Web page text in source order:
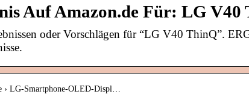
Auf Amazon.de Für: LG V40
oder Vorschlägen für “LG V40 ThinQ”.
› LG-Smartphone-OLED-Displ…